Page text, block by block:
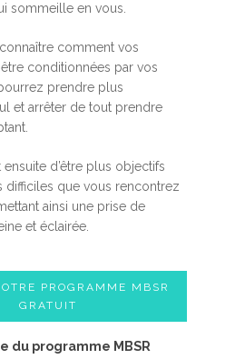
sommeille en vous.
comment vos
conditionnées par vos
prendre plus
et arrêter de tout prendre
d’être plus objectifs
difficiles que vous rencontrez
ainsi une prise de
et éclairée.
PROGRAMME MBSR
GRATUIT
du programme MBSR